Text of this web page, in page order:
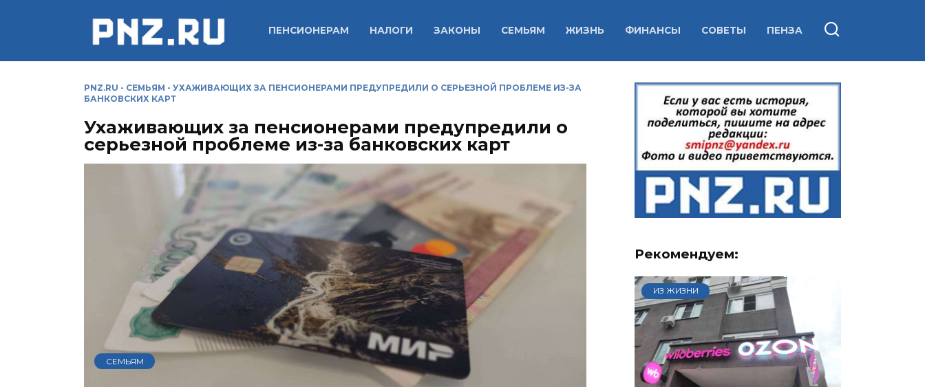
ПЕНСИОНЕРАМ НАЛОГИ ЗАКОНЫ СЕМЬЯМ ЖИЗНЬ ФИНАНСЫ СОВЕТЫ ПЕНЗА
PNZ.RU - СЕМЬЯМ - УХАЖИВАЮЩИХ ЗА ПЕНСИОНЕРАМИ ПРЕДУПРЕДИЛИ О СЕРЬЕЗНОЙ ПРОБЛЕМЕ ИЗ-ЗА
БАНКОВСКИХ КАРТ
Ухаживающих за пенсионерами предупредили о
серьезной проблеме из-за банковских карт
СЕМЬЯМ
Рекомендуем:
ИЗ ЖИЗНИ